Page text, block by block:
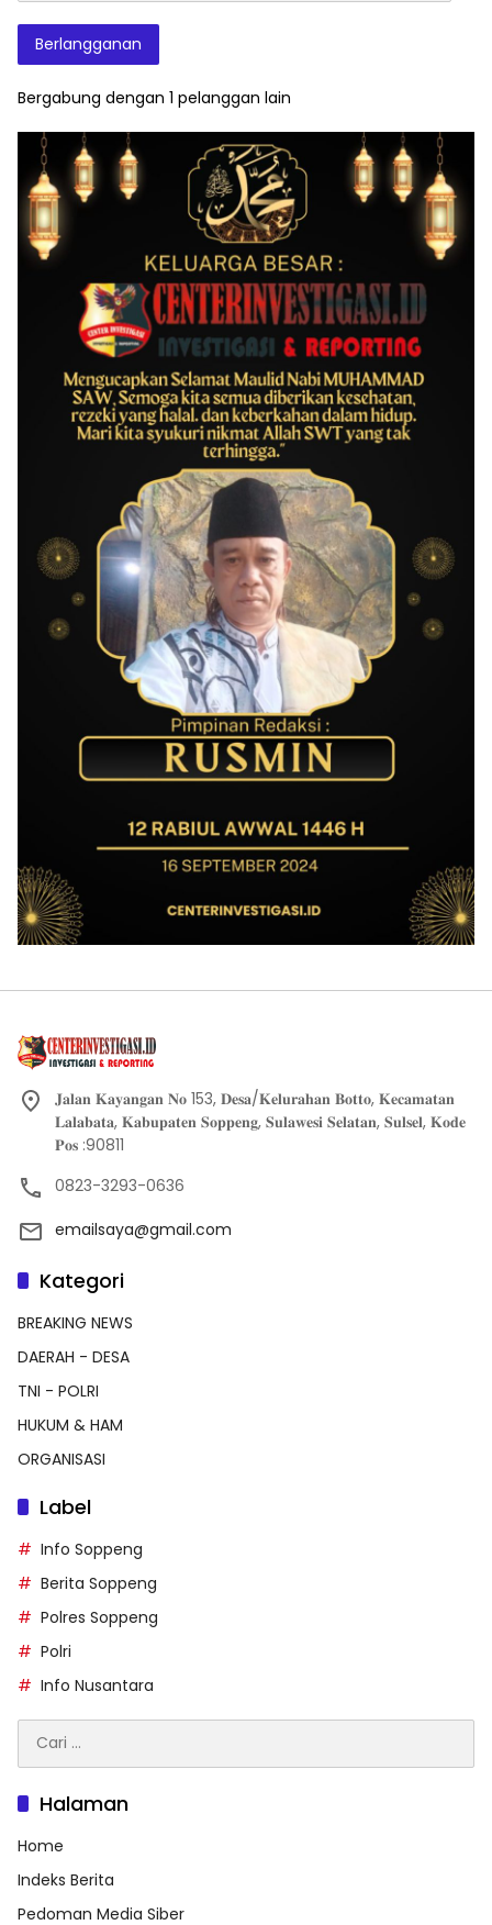
Berlangganan
Bergabung dengan 1 pelanggan lain
𝐉𝐚𝐥𝐚𝐧 𝐊𝐚𝐲𝐚𝐧𝐠𝐚𝐧 𝐍𝐨 153, 𝐃𝐞𝐬𝐚/𝐊𝐞𝐥𝐮𝐫𝐚𝐡𝐚𝐧 𝐁𝐨𝐭𝐭𝐨, 𝐊𝐞𝐜𝐚𝐦𝐚𝐭𝐚𝐧
𝐋𝐚𝐥𝐚𝐛𝐚𝐭𝐚, 𝐊𝐚𝐛𝐮𝐩𝐚𝐭𝐞𝐧 𝐒𝐨𝐩𝐩𝐞𝐧𝐠, 𝐒𝐮𝐥𝐚𝐰𝐞𝐬𝐢 𝐒𝐞𝐥𝐚𝐭𝐚𝐧, 𝐒𝐮𝐥𝐬𝐞𝐥, 𝐊𝐨𝐝𝐞
𝐏𝐨𝐬 :90811
0823-3293-0636
emailsaya@gmail.com
Kategori
BREAKING NEWS
DAERAH - DESA
TNI - POLRI
HUKUM & HAM
ORGANISASI
Label
Info Soppeng
Berita Soppeng
Polres Soppeng
Polri
Info Nusantara
untuk:
Halaman
Home
Indeks Berita
Pedoman Media Siber